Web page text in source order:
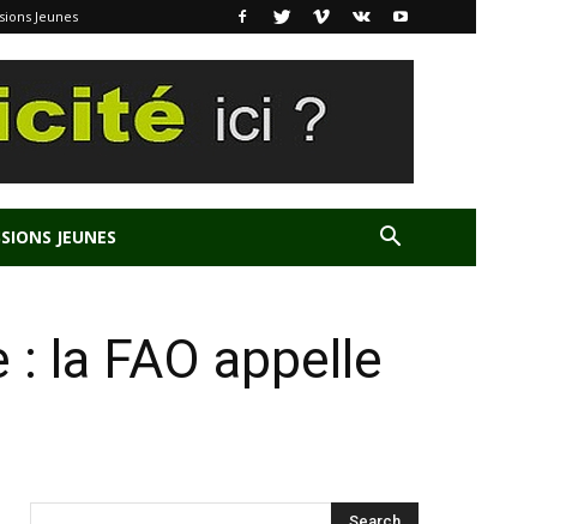
Jeunes
JEUNES
la FAO appelle